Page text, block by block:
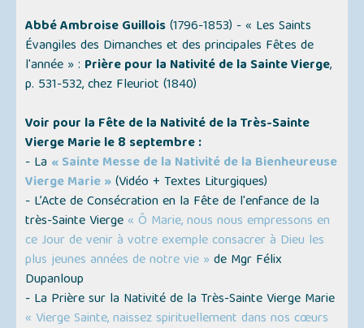
Abbé Ambroise Guillois(1796-1853) -« Les Saints
Évangiles des Dimanches et des principales Fêtes de
l'année »: Prière pour la Nativité de la Sainte Vierge,
p. 531-532, chez Fleuriot (1840)
Voir pour la Fête de la Nativité de la Très-Sainte
Vierge Marie le 8 septembre :
- La « Sainte Messe de la Nativité de la Bienheureuse
Vierge Marie »(Vidéo + Textes Liturgiques)
- L’Acte de Consécration en la Fête de l'enfance de la
très-Sainte Vierge « Ô Marie, nous nous empressons en
ce Jour de venir à votre exemple consacrer à Dieu les
plus jeunes années de notre vie » de Mgr Félix
Dupanloup
- La Prière sur la Nativité de la Très-Sainte Vierge Marie
« Vierge Sainte, naissez spirituellement dans nos cœurs